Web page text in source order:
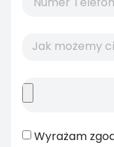
Wyrażam